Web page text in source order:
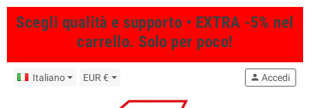
Scegli qualità e supporto • EXTRA -5% nel
carrello. Solo per poco!
Italiano EUR € person Accedi